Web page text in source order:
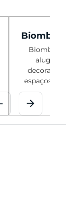
Biombo
Biombo
aluguer.
espaços e